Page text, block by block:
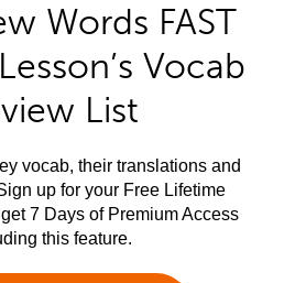
Words FAST
Vocab
List
vocab, their translations and
up for your Free Lifetime
7 Days of Premium Access
this feature.